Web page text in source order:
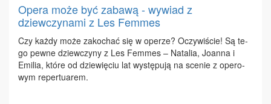
Opera może być zabawą - wywiad z
dziewczynami z Les Femmes
Czy każ­dy mo­że za­ko­chać się w ope­rze? Oczy­wi­ście! Są te­
go pew­ne dziew­czy­ny z Les Fem­mes – Na­ta­lia, Jo­an­na i
Emi­lia, któ­re od dzie­wię­ciu lat wy­stę­pu­ją na sce­nie z ope­ro­
wym re­per­tu­arem.